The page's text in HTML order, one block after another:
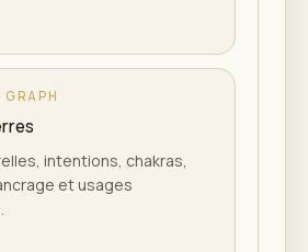
GRAPH
intentions, chakras,
et usages